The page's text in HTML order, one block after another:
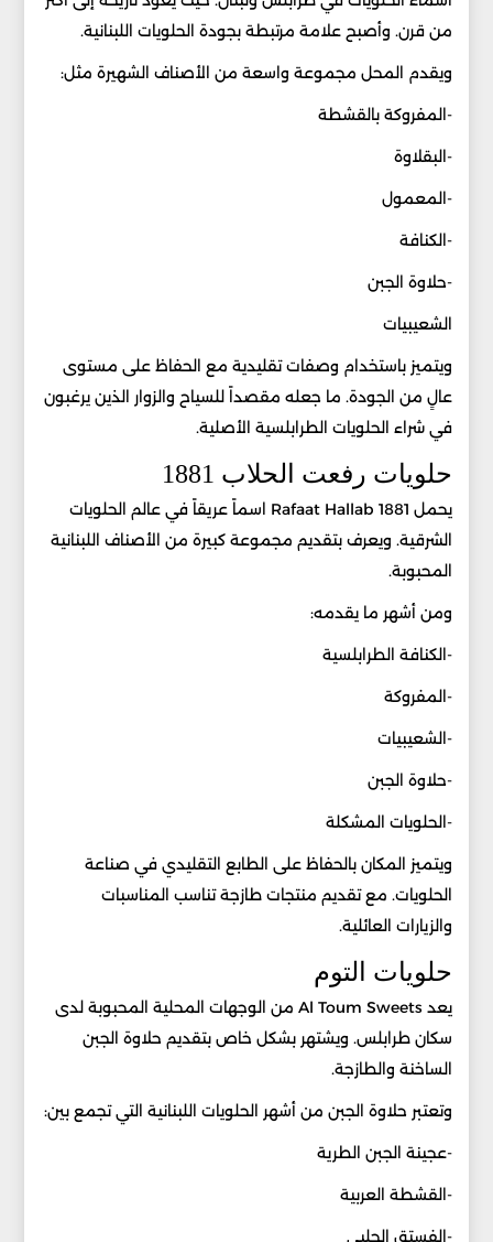
من قرن. وأصبح علامة مرتبطة بجودة الحلويات اللبنانية.
ويقدم المحل مجموعة واسعة من الأصناف الشهيرة مثل:
-المفروكة بالقشطة
-البقلاوة
-المعمول
-الكنافة
-حلاوة الجبن
الشعيبيات
ويتميز باستخدام وصفات تقليدية مع الحفاظ على مستوى
عالٍ من الجودة. ما جعله مقصداً للسياح والزوار الذين يرغبون
في شراء الحلويات الطرابلسية الأصلية.
حلويات رفعت الحلاب 1881
يحمل Rafaat Hallab 1881 اسماً عريقاً في عالم الحلويات
الشرقية. ويعرف بتقديم مجموعة كبيرة من الأصناف اللبنانية
المحبوبة.
ومن أشهر ما يقدمه:
-الكنافة الطرابلسية
-المفروكة
-الشعيبيات
-حلاوة الجبن
-الحلويات المشكلة
ويتميز المكان بالحفاظ على الطابع التقليدي في صناعة
الحلويات. مع تقديم منتجات طازجة تناسب المناسبات
والزيارات العائلية.
حلويات التوم
يعد Al Toum Sweets من الوجهات المحلية المحبوبة لدى
سكان طرابلس. ويشتهر بشكل خاص بتقديم حلاوة الجبن
الساخنة والطازجة.
وتعتبر حلاوة الجبن من أشهر الحلويات اللبنانية التي تجمع بين:
-عجينة الجبن الطرية
-القشطة العربية
-الفستق الحلبي